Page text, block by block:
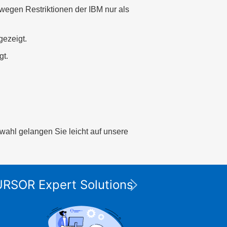
Restriktionen der IBM nur als
gelangen Sie leicht auf unsere
Expert Solutions